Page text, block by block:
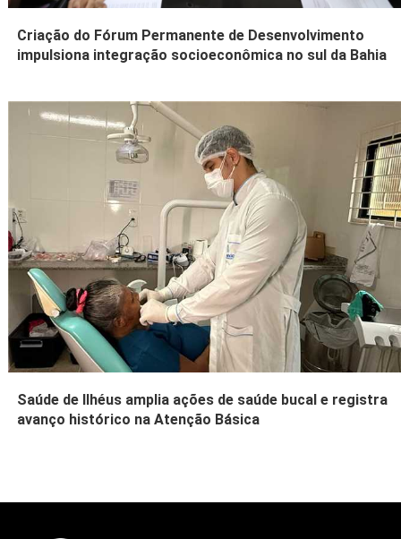
Criação do Fórum Permanente de Desenvolvimento
impulsiona integração socioeconômica no sul da Bahia
Saúde de Ilhéus amplia ações de saúde bucal e registra
avanço histórico na Atenção Básica